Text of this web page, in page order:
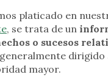
platicado en
, se trata de un
o sucesos
dirigido
mayor.